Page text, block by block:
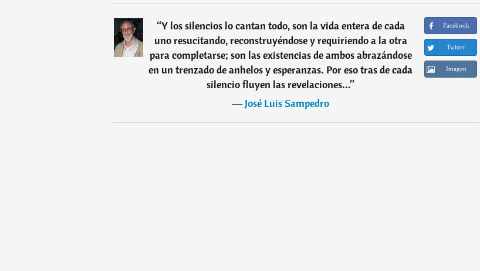
“Y los silencios lo cantan todo, son la vida entera de cada
uno resucitando, reconstruyéndose y requiriendo a la otra
para completarse; son las existencias de ambos abrazándose
en un trenzado de anhelos y esperanzas. Por eso tras de cada
silencio fluyen las revelaciones...”
―José Luis Sampedro
Facebook
Twitter
Imagen